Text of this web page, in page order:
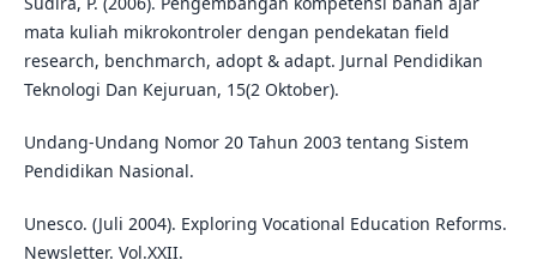
mata kuliah mikrokontroler dengan pendekatan field
research, benchmarch, adopt & adapt. Jurnal Pendidikan
Teknologi Dan Kejuruan, 15(2 Oktober).
Undang-Undang Nomor 20 Tahun 2003 tentang Sistem
Pendidikan Nasional.
Unesco. (Juli 2004). Exploring Vocational Education Reforms.
Newsletter. Vol.XXII.